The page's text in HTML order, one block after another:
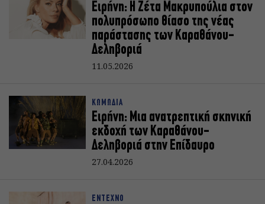
Ειρήνη: Η Ζέτα Μακρυπούλια στον
πολυπρόσωπο θίασο της νέας
παράστασης των Καραθάνου-
Δεληβοριά
11.05.2026
ΚΩΜΩΔΙΑ
Ειρήνη: Μια ανατρεπτική σκηνική
εκδοχή των Καραθάνου-
Δεληβοριά στην Επίδαυρο
27.04.2026
ΕΝΤΕΧΝΟ